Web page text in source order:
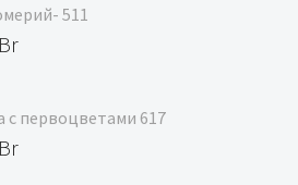
511
Br
с первоцветами 617
Br